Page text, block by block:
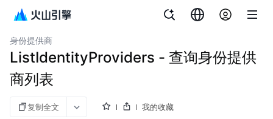
访问控制
身份提供商
ListIdentityProviders - 查询身份提供
商列表
复制全文 我的收藏